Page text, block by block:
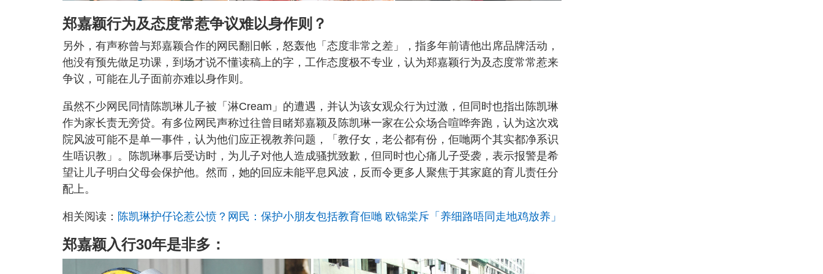
郑嘉颖行为及态度常惹争议难以身作则？
另外，有声称曾与郑嘉颖合作的网民翻旧帐，怒轰他「态度非常之差」，指多年前请他出席品牌活动，
他没有预先做足功课，到场才说不懂读稿上的字，工作态度极不专业，认为郑嘉颖行为及态度常常惹来
争议，可能在儿子面前亦难以身作则。
虽然不少网民同情陈凯琳儿子被「淋Cream」的遭遇，并认为该女观众行为过激，但同时也指出陈凯琳
作为家长责无旁贷。有多位网民声称过往曾目睹郑嘉颖及陈凯琳一家在公众场合喧哗奔跑，认为这次戏
院风波可能不是单一事件，认为他们应正视教养问题，「教仔女，老公都有份，佢哋两个其实都净系识
生唔识教」。陈凯琳事后受访时，为儿子对他人造成骚扰致歉，但同时也心痛儿子受袭，表示报警是希
望让儿子明白父母会保护他。然而，她的回应未能平息风波，反而令更多人聚焦于其家庭的育儿责任分
配上。
相关阅读： 陈凯琳护仔论惹公愤？网民：保护小朋友包括教育佢哋 欧锦棠斥「养细路唔同走地鸡放养」
郑嘉颖入行30年是非多：